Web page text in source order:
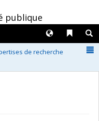
publique
Liens
Langues
de recherche